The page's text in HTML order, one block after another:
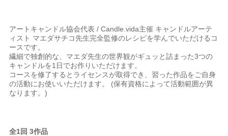
アートキャンドル協会代表 / Candle.vida主催 キャンドルアーテ
ィスト マエダサチコ先生完全監修のレシピを学んでいただけるコ
ースです。
繊細で独創的な、マエダ先生の世界観がギュッと詰まった3つの
キャンドルを1日でお作りいただけます。
コースを修了するとライセンスが取得でき、習った作品をご自身
の活動にお使いいただけます。 (保有資格によって活動範囲が異
なります。)
全1回 3作品